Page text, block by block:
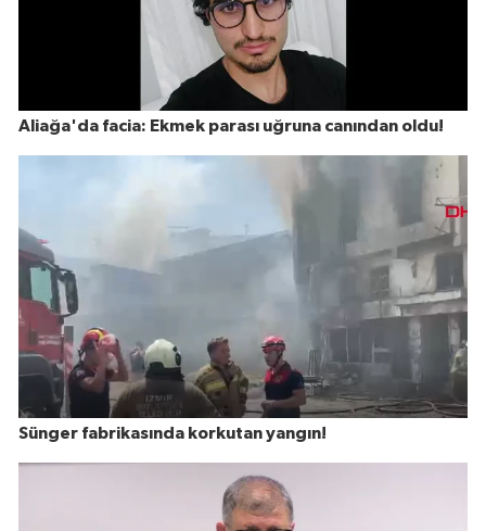
Aliağa'da facia: Ekmek parası uğruna canından oldu!
Sünger fabrikasında korkutan yangın!